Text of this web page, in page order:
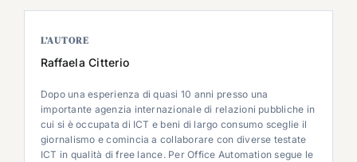
L’AUTORE
Raffaela Citterio
Dopo una esperienza di quasi 10 anni presso una
importante agenzia internazionale di relazioni pubbliche in
cui si è occupata di ICT e beni di largo consumo sceglie il
giornalismo e comincia a collaborare con diverse testate
ICT in qualità di free lance. Per Office Automation segue le